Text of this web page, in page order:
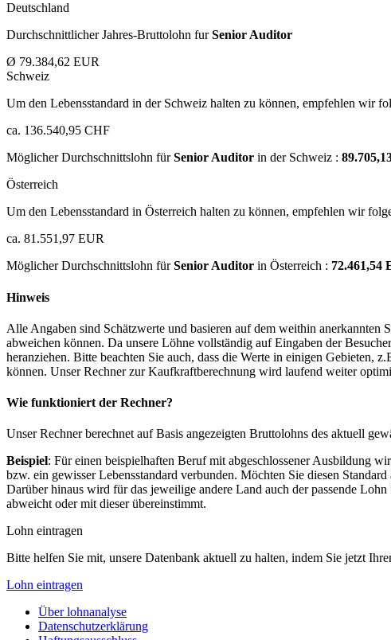
Deutschland
Durchschnittlicher Jahres-Bruttolohn furSenior Auditor
Ø 79.384,62 EUR
Schweiz
Um den Lebensstandard in der Schweiz halten zu können, empfehlen wir
ca. 136.540,95 CHF
Möglicher Durchschnittslohn fürSenior Auditor in der Schweiz :
Österreich
Um den Lebensstandard in Österreich halten zu können, empfehlen wir
ca. 81.551,97 EUR
Möglicher Durchschnittslohn fürSenior Auditor in Österreich : 72.461,54
Hinweis
Alle Angaben sind Schätzwerte und basieren auf dem weithin
abweichen können. Da unsere Löhne vollständig auf Eingaben der
heranziehen. Bitte beachten Sie auch, dass die Werte in einigen Gebieten,
können. Unser Rechner zur Kaufkraftberechnung wird laufend weiter
Wie funktioniert der Rechner?
Unser Rechner berechnet auf Basis angezeigten Bruttolohns des aktuell
Beispiel: Für einen beispielhaften Beruf mit abgeschlossener Ausbildung
bzw. ein gewisser Lebensstandard verbunden. Möchten Sie diesen
Darüber hinaus wird für das jeweilige andere Land auch der passende
abweicht oder mit dieser übereinstimmt.
Lohn eintragen
Bitte helfen Sie mit, unsere Datenbank aktuell zu halten, indem Sie jetzt
Lohn eintragen
Über lohnanalyse
Datenschutzerklärung